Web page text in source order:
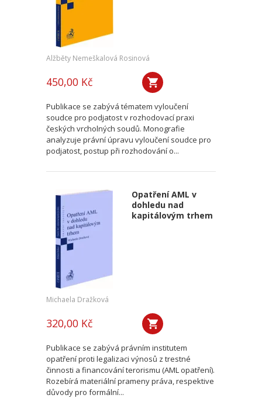
Alžběty Nemeškalová Rosinová
450,00 Kč
Publikace se zabývá tématem vyloučení
soudce pro podjatost v rozhodovací praxi
českých vrcholných soudů. Monografie
analyzuje právní úpravu vyloučení soudce pro
podjatost, postup při rozhodování o...
Opatření AML v
dohledu nad
kapitálovým trhem
Michaela Dražková
320,00 Kč
Publikace se zabývá právním institutem
opatření proti legalizaci výnosů z trestné
činnosti a financování terorismu (AML opatření).
Rozebírá materiální prameny práva, respektive
důvody pro formální...